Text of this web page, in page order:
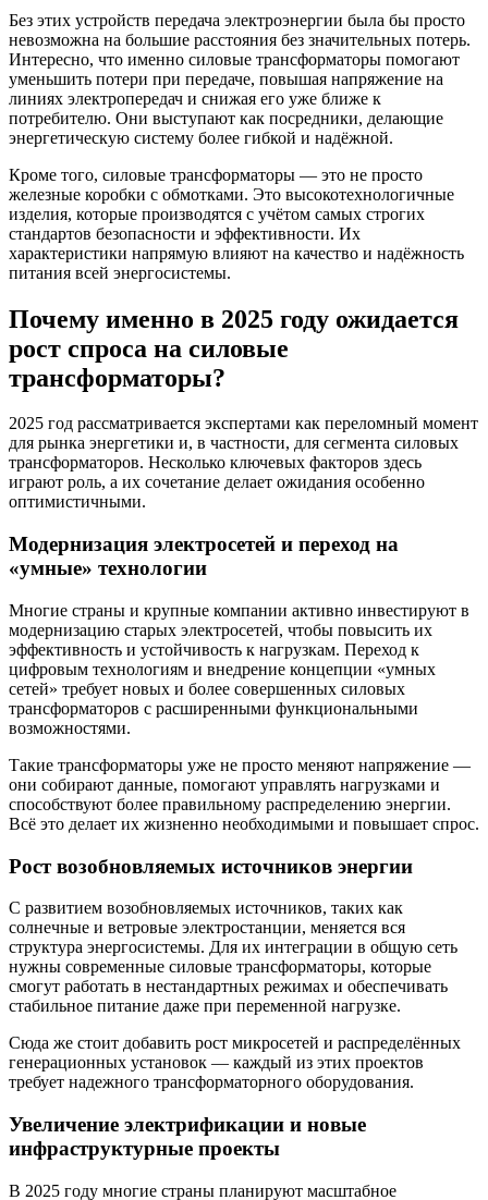
Без этих устройств передача электроэнергии была бы просто
невозможна на большие расстояния без значительных потерь.
Интересно, что именно силовые трансформаторы помогают
уменьшить потери при передаче, повышая напряжение на
линиях электропередач и снижая его уже ближе к
потребителю. Они выступают как посредники, делающие
энергетическую систему более гибкой и надёжной.
Кроме того, силовые трансформаторы — это не просто
железные коробки с обмотками. Это высокотехнологичные
изделия, которые производятся с учётом самых строгих
стандартов безопасности и эффективности. Их
характеристики напрямую влияют на качество и надёжность
питания всей энергосистемы.
Почему именно в 2025 году ожидается
рост спроса на силовые
трансформаторы?
2025 год рассматривается экспертами как переломный момент
для рынка энергетики и, в частности, для сегмента силовых
трансформаторов. Несколько ключевых факторов здесь
играют роль, а их сочетание делает ожидания особенно
оптимистичными.
Модернизация электросетей и переход на
«умные» технологии
Многие страны и крупные компании активно инвестируют в
модернизацию старых электросетей, чтобы повысить их
эффективность и устойчивость к нагрузкам. Переход к
цифровым технологиям и внедрение концепции «умных
сетей» требует новых и более совершенных силовых
трансформаторов с расширенными функциональными
возможностями.
Такие трансформаторы уже не просто меняют напряжение —
они собирают данные, помогают управлять нагрузками и
способствуют более правильному распределению энергии.
Всё это делает их жизненно необходимыми и повышает спрос.
Рост возобновляемых источников энергии
С развитием возобновляемых источников, таких как
солнечные и ветровые электростанции, меняется вся
структура энергосистемы. Для их интеграции в общую сеть
нужны современные силовые трансформаторы, которые
смогут работать в нестандартных режимах и обеспечивать
стабильное питание даже при переменной нагрузке.
Сюда же стоит добавить рост микросетей и распределённых
генерационных установок — каждый из этих проектов
требует надежного трансформаторного оборудования.
Увеличение электрификации и новые
инфраструктурные проекты
В 2025 году многие страны планируют масштабное